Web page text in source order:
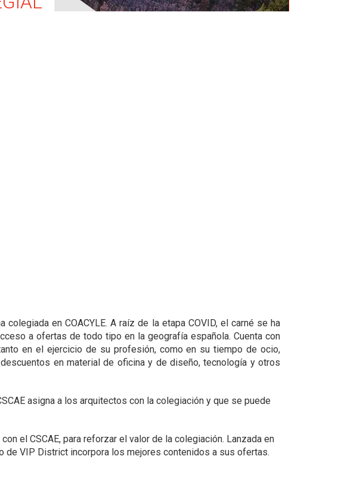
en COACYLE. A raíz de la etapa COVID, el carné se ha
a ofertas de todo tipo en la geografía española. Cuenta con
en el ejercicio de su profesión, como en su tiempo de ocio,
en material de oficina y de diseño, tecnología y otros
asigna a los arquitectos con la colegiación y que se puede
el CSCAE, para reforzar el valor de la colegiación. Lanzada en
de VIP District incorpora los mejores contenidos a sus ofertas.